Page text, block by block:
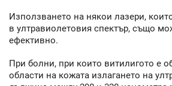
Използването на някои лазери,
в ултравиолетовия спектър, също
ефективно.
При болни, при които витилигото е
области на кожата излагането на